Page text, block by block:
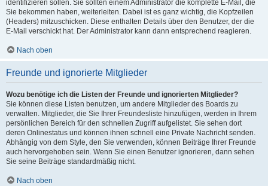
identifizieren sollen. Sie sollten einem Administrator die komplette E-Mail, die
Sie bekommen haben, weiterleiten. Dabei ist es ganz wichtig, die Kopfzeilen
(Headers) mitzuschicken. Diese enthalten Details über den Benutzer, der die
E-Mail verschickt hat. Der Administrator kann dann entsprechend reagieren.
Nach oben
Freunde und ignorierte Mitglieder
Wozu benötige ich die Listen der Freunde und ignorierten Mitglieder?
Sie können diese Listen benutzen, um andere Mitglieder des Boards zu
verwalten. Mitglieder, die Sie Ihrer Freundesliste hinzufügen, werden in Ihrem
persönlichen Bereich für den schnellen Zugriff aufgelistet. Sie sehen dort
deren Onlinestatus und können ihnen schnell eine Private Nachricht senden.
Abhängig von dem Style, den Sie verwenden, können Beiträge Ihrer Freunde
auch hervorgehoben sein. Wenn Sie einen Benutzer ignorieren, dann sehen
Sie seine Beiträge standardmäßig nicht.
Nach oben